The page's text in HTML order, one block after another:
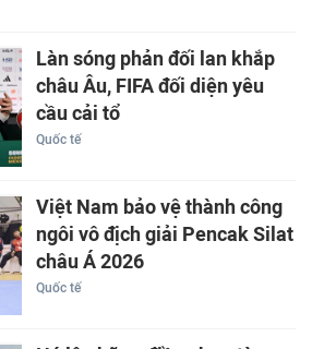
Làn sóng phản đối lan khắp
châu Âu, FIFA đối diện yêu
cầu cải tổ
Quốc tế
Việt Nam bảo vệ thành công
ngôi vô địch giải Pencak Silat
châu Á 2026
Quốc tế